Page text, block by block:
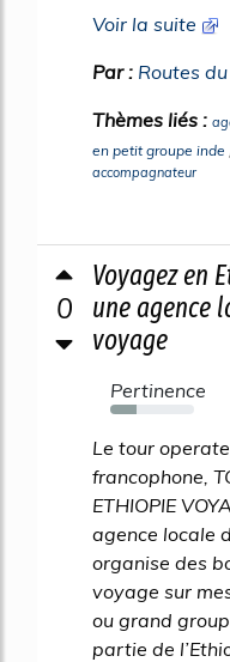
Voir la suite
Par : Routes
Thèmes liés :
en petit groupe inde
accompagnateur
0
Voyagez en
une agence
voyage
Pertinence
32%
Le tour
francophone,
ETHIOPIE
agence locale
organise des
voyage sur
ou grand
partie de